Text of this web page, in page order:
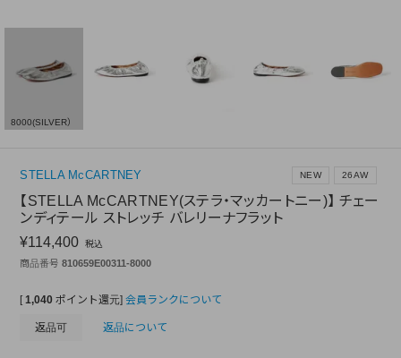
8000(SILVER）
STELLA McCARTNEY
【STELLA McCARTNEY(ステラ・マッカートニー)】 チェー
ンディテール ストレッチ バレリーナフラット
¥114,400 税込
NEW 26AW
商品番号 810659E00311-8000
[ 1,040 ポイント還元] 会員ランクについて
返品可 返品について